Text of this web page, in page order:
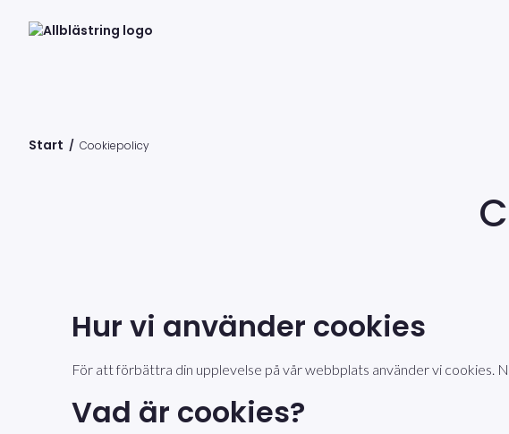
Start / Cookiepolicy
Hur vi använder cookies
För att förbättra din upplevelse på vår webbplats använder vi cookies.
Vad är cookies?